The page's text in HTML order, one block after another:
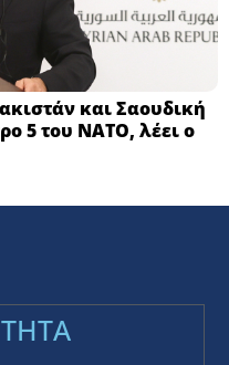
και Σαουδική
5 του ΝΑΤΟ, λέει ο